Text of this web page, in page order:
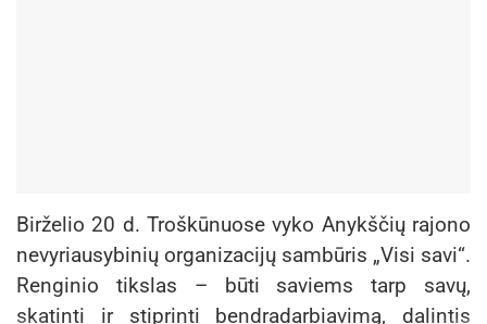
Birželio 20 d. Troškūnuose vyko Anykščių rajono
nevyriausybinių organizacijų sambūris „Visi savi“.
Renginio tikslas – būti saviems tarp savų,
skatinti ir stiprinti bendradarbiavimą, dalintis